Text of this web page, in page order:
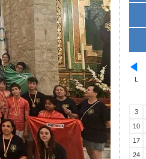
L
3
10
17
24